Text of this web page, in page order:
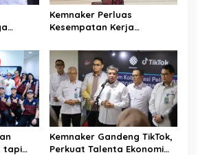
Kemnaker Perluas
Kesempatan Kerja
Wirausaha
tapi
Kemnaker Gandeng TikTok,
Perkuat Talenta Ekonomi